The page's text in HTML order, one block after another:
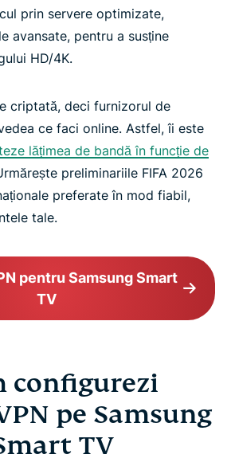
prin servere optimizate,
avansate, pentru a susține
HD/4K.
criptată, deci furnizorul de
ce faci online. Astfel, îi este
lățimea de bandă în funcție de
preliminariile FIFA 2026
preferate în mod fiabil,
tale.
pentru Samsung Smart
TV
configurezi
pe Samsung
TV